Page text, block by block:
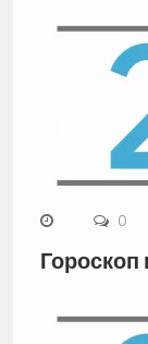
0
Гороскоп